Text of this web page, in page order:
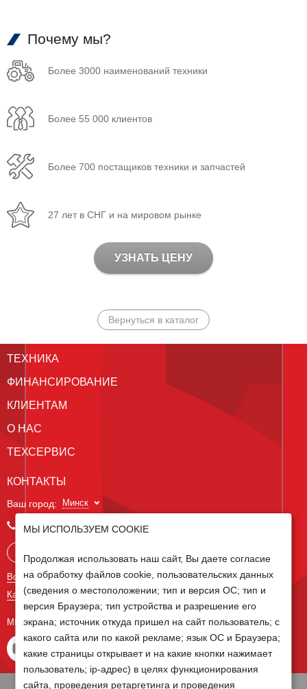
Почему мы?
Более 3000 наименований техники
Более 55 000 клиентов
Более 700 постащиков техники и запчастей
27 лет в СНГ и на мировом рынке
УЗНАТЬ ЦЕНУ
Вернуться в каталог
ТЕХНИКА
ФИНАНСИРОВАНИЕ
КЛИЕНТАМ
О НАС
ТЕХСЕРВИС
КОНТАКТЫ
Ваш город: Минск
+375 29 238 97 34
Все контакты
Карта сайта
МЫ В СОЦ СЕТЯХ
МЫ ИСПОЛЬЗУЕМ COOKIE
Продолжая использовать наш сайт, Вы даете согласие
на обработку файлов cookie, пользовательских данных
(сведения о местоположении; тип и версия ОС; тип и
версия Браузера; тип устройства и разрешение его
экрана; источник откуда пришел на сайт пользователь; с
какого сайта или по какой рекламе; язык ОС и Браузера;
какие страницы открывает и на какие кнопки нажимает
пользователь; ip-адрес) в целях функционирования
сайта, проведения ретаргетинга и проведения